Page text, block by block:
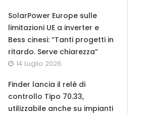
SolarPower Europe sulle
limitazioni UE a inverter e
Bess cinesi: “Tanti progetti in
ritardo. Serve chiarezza”
14 Luglio 2026
Finder lancia il relè di
controllo Tipo 70.33,
utilizzabile anche su impianti